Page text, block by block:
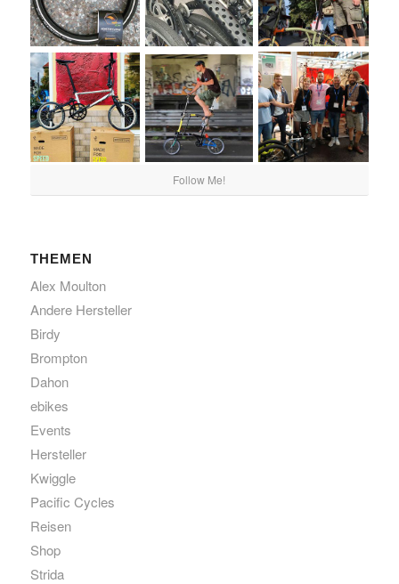
Follow Me!
THEMEN
Alex Moulton
Andere Hersteller
Birdy
Brompton
Dahon
ebikes
Events
Hersteller
Kwiggle
Pacific Cycles
Reisen
Shop
Strida